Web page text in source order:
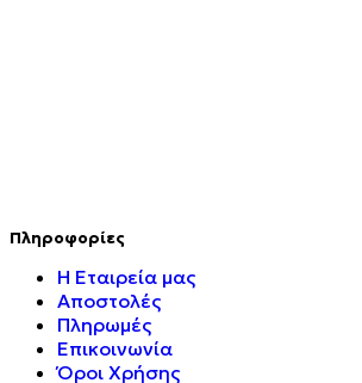
Πληροφορίες
Η Εταιρεία μας
Αποστολές
Πληρωμές
Επικοινωνία
Όροι Χρήσης